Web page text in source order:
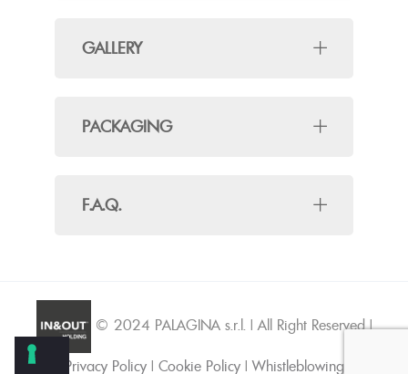
GALLERY
PACKAGING
F.A.Q.
© 2024 PALAGINA s.r.l. | All Right Reserved |
Privacy Policy| Cookie Policy|Whistleblowing